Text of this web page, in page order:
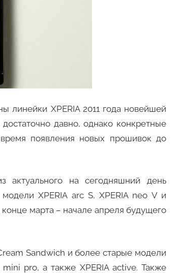
линейки XPERIA 2011 года новейшей
давно, однако конкретные
появления новых прошивок до
на сегодняшний день
XPERIA arc S, XPERIA neo V и
марта – начале апреля будущего
Sandwich и более старые модели
mini pro, а также XPERIA active. Также